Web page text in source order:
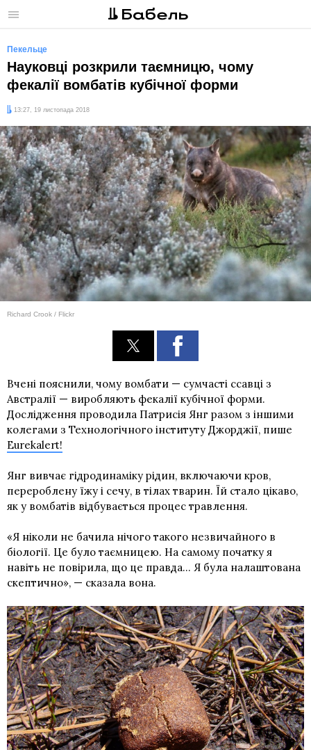
Меню
Пекельце
Науковці розкрили таємницю, чому
фекалії вомбатів кубічної форми
Дата:13:27, 19 листопада 2018
Richard Crook / Flickr
Вчені пояснили, чому вомбати — сумчасті ссавці з
Австралії — виробляють фекалії кубічної форми.
Дослідження проводила Патрисія Янг разом з іншими
колегами з Технологічного інституту Джорджії, пише
Eurekalert!
Янг вивчає гідродинаміку рідин, включаючи кров,
перероблену їжу і сечу, в тілах тварин. Їй стало цікаво,
як у вомбатів відбувається процес травлення.
«Я ніколи не бачила нічого такого незвичайного в
біології. Це було таємницею. На самому початку я
навіть не повірила, що це правда... Я була налаштована
скептично», — сказала вона.